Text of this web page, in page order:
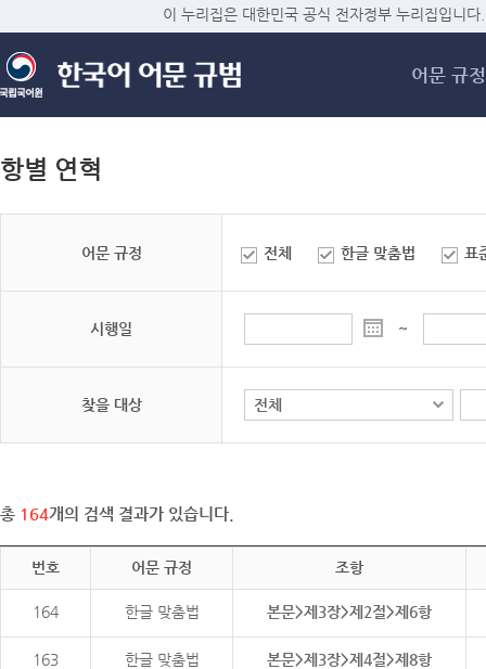
메
이 누리집은 대한민국 공식 전자정부 누리집입니다.
어문 규정
항별 연혁
어문 규정 전체 한글 맞춤법 표
시행일 ~
찾을 대상
총 164개의 검색 결과가 있습니다.
번호 어문 규정 조항
164 한글 맞춤법 본문>제3장>제2절>제6항
163 한글 맞춤법 본문>제3장>제4절>제8항